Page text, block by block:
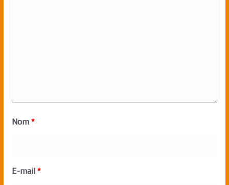
Nom *
E-mail *